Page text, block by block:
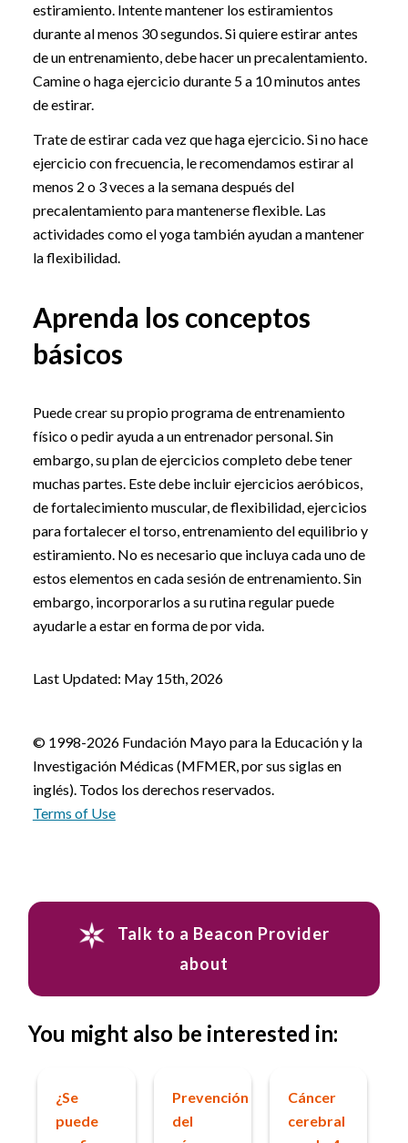
estiramiento. Intente mantener los estiramientos
durante al menos 30 segundos. Si quiere estirar antes
de un entrenamiento, debe hacer un precalentamiento.
Camine o haga ejercicio durante 5 a 10 minutos antes
de estirar.
Trate de estirar cada vez que haga ejercicio. Si no hace
ejercicio con frecuencia, le recomendamos estirar al
menos 2 o 3 veces a la semana después del
precalentamiento para mantenerse flexible. Las
actividades como el yoga también ayudan a mantener
la flexibilidad.
Aprenda los conceptos
básicos
Puede crear su propio programa de entrenamiento
físico o pedir ayuda a un entrenador personal. Sin
embargo, su plan de ejercicios completo debe tener
muchas partes. Este debe incluir ejercicios aeróbicos,
de fortalecimiento muscular, de flexibilidad, ejercicios
para fortalecer el torso, entrenamiento del equilibrio y
estiramiento. No es necesario que incluya cada uno de
estos elementos en cada sesión de entrenamiento. Sin
embargo, incorporarlos a su rutina regular puede
ayudarle a estar en forma de por vida.
Last Updated: May 15th, 2026
© 1998-2026 Fundación Mayo para la Educación y la
Investigación Médicas (MFMER, por sus siglas en
inglés). Todos los derechos reservados.
Terms of Use
Talk to a Beacon Provider
about
You might also be interested in:
¿Se
puede
Prevención
del
Cáncer
cerebral